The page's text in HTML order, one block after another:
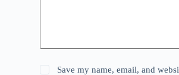
Save my name, email, and